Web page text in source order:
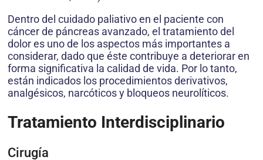
Dentro del cuidado paliativo en el paciente con
cáncer de páncreas avanzado, el tratamiento del
dolor es uno de los aspectos más importantes a
considerar, dado que éste contribuye a deteriorar en
forma significativa la calidad de vida. Por lo tanto,
están indicados los procedimientos derivativos,
analgésicos, narcóticos y bloqueos neurolíticos.
Tratamiento Interdisciplinario
Cirugía